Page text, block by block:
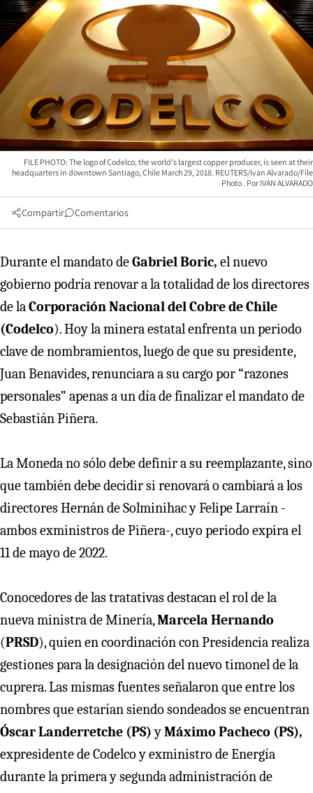
FILE PHOTO: The logo of Codelco, the world's largest copper producer, is seen at their
headquarters in downtown Santiago, Chile March 29, 2018. REUTERS/Ivan Alvarado/File
Photo
IVAN ALVARADO
Compartir Comentarios
Durante el mandato deGabriel Boric, el nuevo
gobierno podría renovar a la totalidad de los directores
de laCorporación Nacional del Cobre de Chile
(Codelco). Hoy la minera estatal enfrenta un periodo
clave de nombramientos, luego de que su presidente,
Juan Benavides, renunciara a su cargo por “razones
personales” apenas a un día de finalizar el mandato de
Sebastián Piñera.
La Moneda no sólo debe definir a su reemplazante, sino
que también debe decidir si renovará o cambiará a los
directores Hernán de Solminihac y Felipe Larraín -
ambos exministros de Piñera-, cuyo periodo expira el
11 de mayo de 2022.
Conocedores de las tratativas destacan el rol de la
nueva ministra de Minería,Marcela Hernando
(PRSD), quien en coordinación con Presidencia realiza
gestiones para la designación del nuevo timonel de la
cuprera. Las mismas fuentes señalaron que entre los
nombres que estarían siendo sondeados se encuentran
Óscar Landerretche (PS)yMáximo Pacheco (PS),
expresidente de Codelco y exministro de Energía
durante la primera y segunda administración de